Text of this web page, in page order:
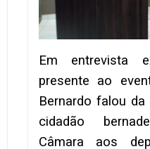
Em entrevista
presente ao
Bernardo falou
cidadão
Câmara aos